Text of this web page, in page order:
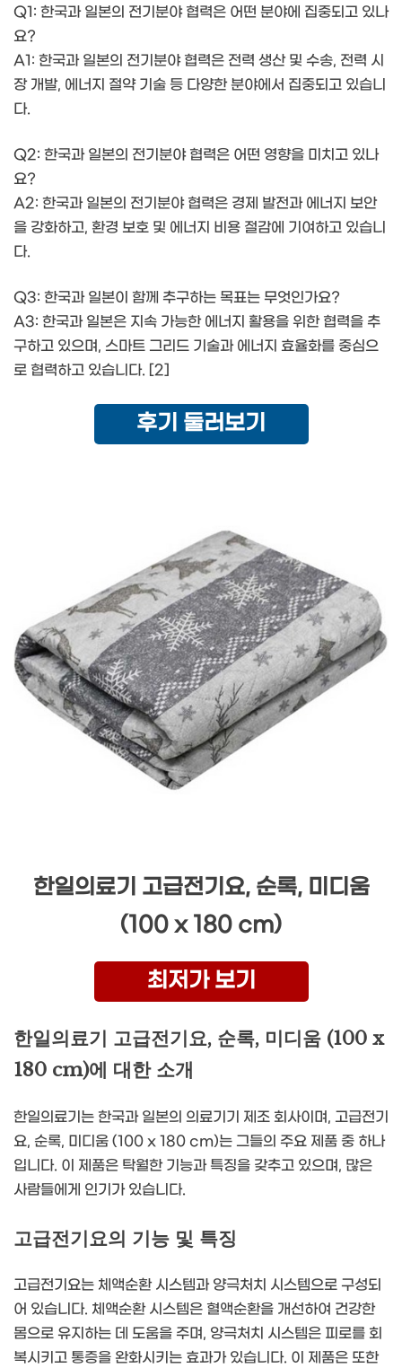
Q1: 한국과 일본의 전기분야 협력은 어떤 분야에 집중되고 있나
요?
A1: 한국과 일본의 전기분야 협력은 전력 생산 및 수송, 전력 시
장 개발, 에너지 절약 기술 등 다양한 분야에서 집중되고 있습니
다.
Q2: 한국과 일본의 전기분야 협력은 어떤 영향을 미치고 있나
요?
A2: 한국과 일본의 전기분야 협력은 경제 발전과 에너지 보안
을 강화하고, 환경 보호 및 에너지 비용 절감에 기여하고 있습니
다.
Q3: 한국과 일본이 함께 추구하는 목표는 무엇인가요?
A3: 한국과 일본은 지속 가능한 에너지 활용을 위한 협력을 추
구하고 있으며, 스마트 그리드 기술과 에너지 효율화를 중심으
로 협력하고 있습니다. [2]
후기 둘러보기
한일의료기 고급전기요, 순록, 미디움
(100 x 180 cm)
최저가 보기
한일의료기 고급전기요, 순록, 미디움 (100 x
180 cm)에 대한 소개
한일의료기는 한국과 일본의 의료기기 제조 회사이며, 고급전기
요, 순록, 미디움 (100 x 180 cm)는 그들의 주요 제품 중 하나
입니다. 이 제품은 탁월한 기능과 특징을 갖추고 있으며, 많은
사람들에게 인기가 있습니다.
고급전기요의 기능 및 특징
고급전기요는 체액순환 시스템과 양극처치 시스템으로 구성되
어 있습니다. 체액순환 시스템은 혈액순환을 개선하여 건강한
몸으로 유지하는 데 도움을 주며, 양극처치 시스템은 피로를 회
복시키고 통증을 완화시키는 효과가 있습니다. 이 제품은 또한